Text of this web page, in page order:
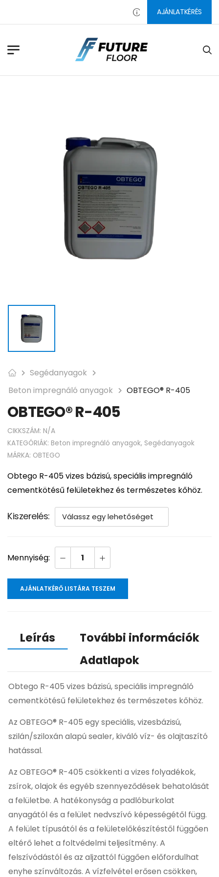
PADLÓAJÁNLATKÉRÉS
Segédanyagok
Beton impregnáló anyagok
OBTEGO® R-405
OBTEGO® R-405
CIKKSZÁM: N/A
KATEGÓRIÁK: Beton impregnáló anyagok, Segédanyagok
MÁRKA: OBTEGO
Obtego R-405 vizes bázisú, speciális impregnáló
cementkötésű felületekhez és természetes kőhöz.
Kiszerelés
AJÁNLATKÉRŐ LISTÁRA TESZEM
Leírás
További információk
Adatlapok
Obtego R-405 vizes bázisú, speciális impregnáló
cementkötésű felületekhez és természetes kőhöz.
Az OBTEGO® R-405 egy speciális, vizesbázisú,
szilán/sziloxán alapú sealer, kiváló víz- és olajtaszító
hatással.
Az OBTEGO® R-405 csökkenti a vizes folyadékok,
zsírok, olajok és egyéb szennyeződések behatolását
a felületbe. A hatékonyság a padlóburkolat
anyagától és a felület nedvszívó képességétől függ.
A felület típusától és a felületelőkészítéstől függően
eltérő lehet a foltvédelmi teljesítmény. A
felszívódástól és az aljzattól függően előfordulhat
enyhe színváltozás. A vízfelvétel erősen csökken,